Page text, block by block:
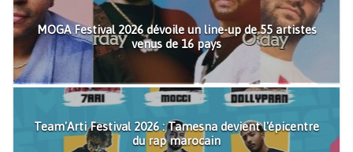
MOGA Festival 2026 dévoile un line-up de 55 artistes
venus de 16 pays
Team'Arti Festival 2026 : Tamesna devient l'épicentre
du rap marocain